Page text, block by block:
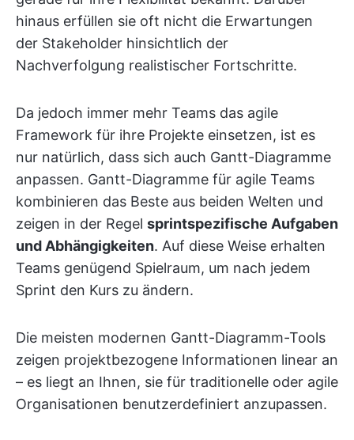
hinaus erfüllen sie oft nicht die Erwartungen
der Stakeholder hinsichtlich der
Nachverfolgung realistischer Fortschritte.
Da jedoch immer mehr Teams das agile
Framework für ihre Projekte einsetzen, ist es
nur natürlich, dass sich auch Gantt-Diagramme
anpassen. Gantt-Diagramme für agile Teams
kombinieren das Beste aus beiden Welten und
zeigen in der Regel sprintspezifische Aufgaben
und Abhängigkeiten. Auf diese Weise erhalten
Teams genügend Spielraum, um nach jedem
Sprint den Kurs zu ändern.
Die meisten modernen Gantt-Diagramm-Tools
zeigen projektbezogene Informationen linear an
– es liegt an Ihnen, sie für traditionelle oder agile
Organisationen benutzerdefiniert anzupassen.